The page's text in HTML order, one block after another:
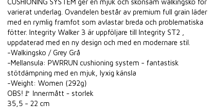
varierat underlag. Ovandelen består av premium full grain läder
med en rymlig framfot som avlastar breda och problematiska
fötter. Integrity Walker 3 är uppföljare till Integrity ST2 ,
uppdaterad med en ny design och med en modernare stil.
-Walkingsko / Grey Grå
-Mellansula: PWRRUN cushioning system - fantastisk
stötdämpning med en mjuk, lyxig känsla
-Weight: Women (292g)
OBS!🚩 Innermått - storlek
35,5 - 22 cm